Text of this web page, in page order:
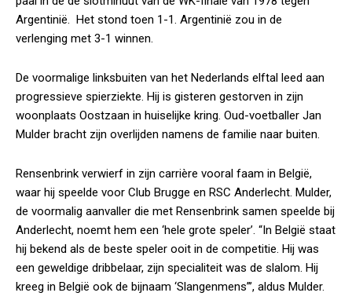
Argentinië. Het stond toen 1-1. Argentinië zou in de
verlenging met 3-1 winnen.
De voormalige linksbuiten van het Nederlands elftal leed aan
progressieve spierziekte. Hij is gisteren gestorven in zijn
woonplaats Oostzaan in huiselijke kring. Oud-voetballer Jan
Mulder bracht zijn overlijden namens de familie naar buiten.
Rensenbrink verwierf in zijn carrière vooral faam in België,
waar hij speelde voor Club Brugge en RSC Anderlecht. Mulder,
de voormalig aanvaller die met Rensenbrink samen speelde bij
Anderlecht, noemt hem een ‘hele grote speler’. “In België staat
hij bekend als de beste speler ooit in de competitie. Hij was
een geweldige dribbelaar, zijn specialiteit was de slalom. Hij
kreeg in België ook de bijnaam ‘Slangenmens”’, aldus Mulder.